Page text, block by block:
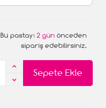
Bu pastayı 2 gün önceden
sipariş edebilirsiniz.
Sepete Ekle